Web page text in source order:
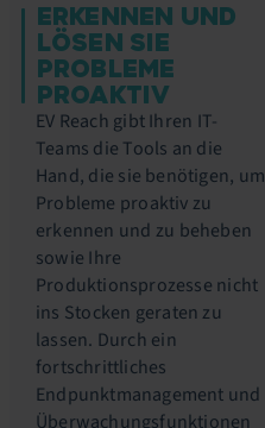
ERKENNEN UND
LÖSEN SIE
PROBLEME
PROAKTIV
EV Reach gibt Ihren IT-
Teams die Tools an die
Hand, die sie benötigen, um
Probleme proaktiv zu
erkennen und zu beheben
sowie Ihre
Produktionsprozesse nicht
ins Stocken geraten zu
lassen. Durch ein
fortschrittliches
Endpunktmanagement und
Überwachungsfunktionen